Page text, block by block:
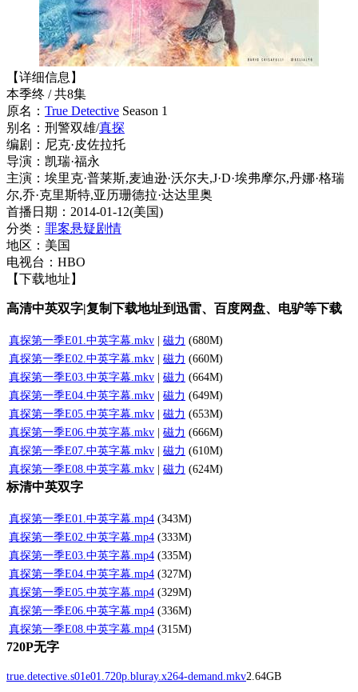
【详细信息】
本季终 / 共8集
原名： True Detective Season 1
别名：刑警双雄/真探
编剧：尼克·皮佐拉托
导演：凯瑞·福永
主演：埃里克·普莱斯,麦迪逊·沃尔夫,J·D·埃弗摩尔,丹娜·格瑞
尔,乔·克里斯特,亚历珊德拉·达达里奥
首播日期：2014-01-12(美国)
分类： 罪案悬疑剧情
地区：美国
电视台：HBO
【下载地址】
高清中英双字|复制下载地址到迅雷、百度网盘、电驴等下载
真探第一季E01.中英字幕.mkv 磁力 (680M)
真探第一季E02.中英字幕.mkv 磁力 (660M)
真探第一季E03.中英字幕.mkv 磁力 (664M)
真探第一季E04.中英字幕.mkv 磁力 (649M)
真探第一季E05.中英字幕.mkv 磁力 (653M)
真探第一季E06.中英字幕.mkv 磁力 (666M)
真探第一季E07.中英字幕.mkv 磁力 (610M)
真探第一季E08.中英字幕.mkv 磁力 (624M)
标清中英双字
真探第一季E01.中英字幕.mp4 (343M)
真探第一季E02.中英字幕.mp4 (333M)
真探第一季E03.中英字幕.mp4 (335M)
真探第一季E04.中英字幕.mp4 (327M)
真探第一季E05.中英字幕.mp4 (329M)
真探第一季E06.中英字幕.mp4 (336M)
真探第一季E08.中英字幕.mp4 (315M)
720P无字
true.detective.s01e01.720p.bluray.x264-demand.mkv2.64GB